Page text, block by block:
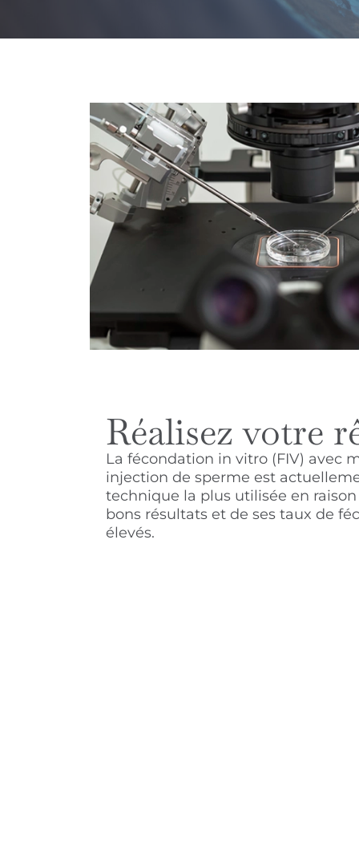
Réalisez votre
La fécondation in vitro (FIV) avec
injection de sperme est
technique la plus utilisée en raison
bons résultats et de ses taux de
élevés.